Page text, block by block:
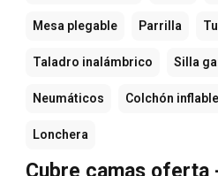
Mesa plegable Parrilla
Taladro inalámbrico Silla
Neumáticos Colchón inflable
Lonchera
Cubre camas oferta